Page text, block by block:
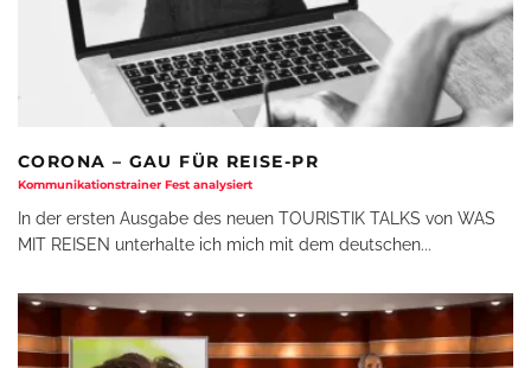
CORONA – GAU FÜR REISE-PR
Kommunikationstrainer Fest analysiert
In der ersten Ausgabe des neuen TOURISTIK TALKS von WAS
MIT REISEN unterhalte ich mich mit dem deutschen...